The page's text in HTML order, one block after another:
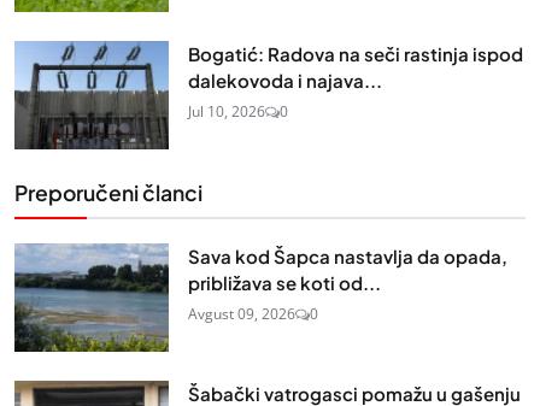
Bogatić: Radova na seči rastinja ispod
dalekovoda i najava...
Jul 10, 2026 0
Preporučeni članci
Sava kod Šapca nastavlja da opada,
približava se koti od...
Avgust 09, 2026 0
Šabački vatrogasci pomažu u gašenju